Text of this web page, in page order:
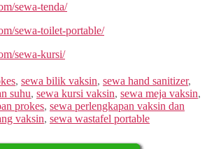
sewa-tenda/
sewa-toilet-portable/
sewa-kursi/
, sewa bilik vaksin, sewa hand sanitizer,
suhu, sewa kursi vaksin, sewa meja vaksin,
prokes, sewa perlengkapan vaksin dan
vaksin, sewa wastafel portable